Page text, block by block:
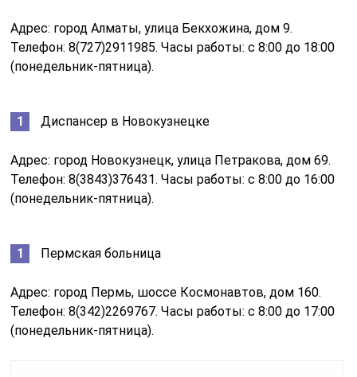
Адрес: город Алматы, улица Бекхожина, дом 9.
Телефон: 8(727)2911985. Часы работы: с 8:00 до 18:00
(понедельник-пятница).
Диспансер в Новокузнецке
Адрес: город Новокузнецк, улица Петракова, дом 69.
Телефон: 8(3843)376431. Часы работы: с 8:00 до 16:00
(понедельник-пятница).
Пермская больница
Адрес: город Пермь, шоссе Космонавтов, дом 160.
Телефон: 8(342)2269767. Часы работы: с 8:00 до 17:00
(понедельник-пятница).